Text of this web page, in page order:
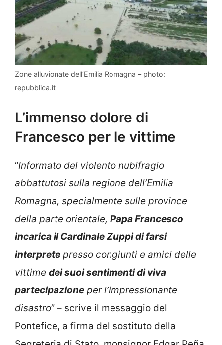
Zone alluvionate dell’Emilia Romagna – photo:
repubblica.it
L’immenso dolore di
Francesco per le vittime
“Informato del violento nubifragio
abbattutosi sulla regione dell’Emilia
Romagna, specialmente sulle province
della parte orientale, Papa Francesco
incarica il Cardinale Zuppi di farsi
interprete presso congiunti e amici delle
vittime dei suoi sentimenti di viva
partecipazione per l’impressionante
disastro” – scrive il messaggio del
Pontefice, a firma del sostituto della